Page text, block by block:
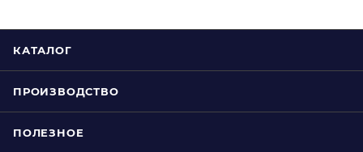
КАТАЛОГ
ПРОИЗВОДСТВО
ПОЛЕЗНОЕ